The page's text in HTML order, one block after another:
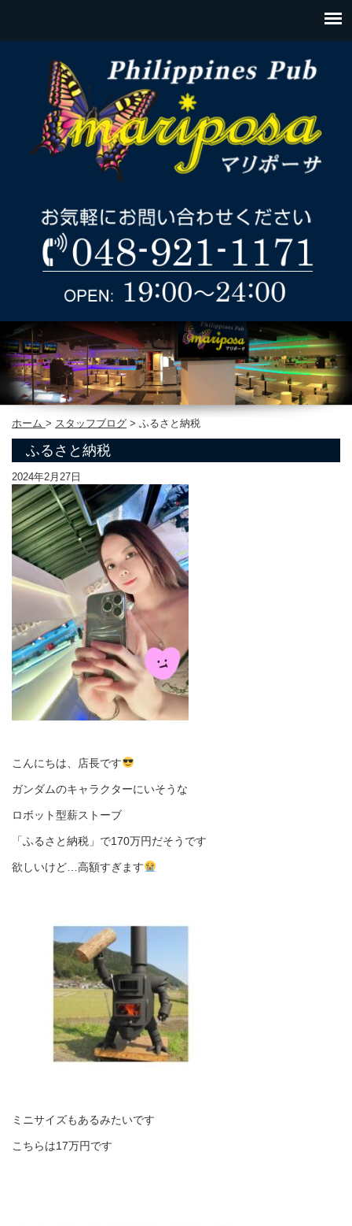
ホーム > スタッフブログ > ふるさと納税
ふるさと納税
2024年2月27日
こんにちは、店長です
ガンダムのキャラクターにいそうな
ロボット型薪ストーブ
「ふるさと納税」で170万円だそうです
欲しいけど…高額すぎます
ミニサイズもあるみたいです
こちらは17万円です